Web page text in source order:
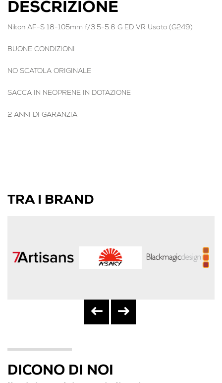
DESCRIZIONE
Nikon AF-S 18-105mm f/3.5-5.6 G ED VR Usato (G249)
BUONE CONDIZIONI
NO SCATOLA ORIGINALE
SACCA IN NEOPRENE IN DOTAZIONE
2 ANNI DI GARANZIA
TRA I BRAND
DICONO DI NOI